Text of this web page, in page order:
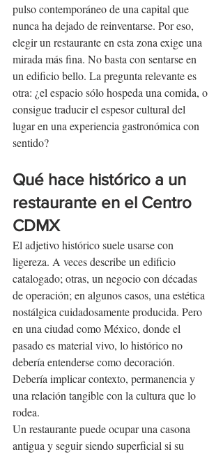
pulso contemporáneo de una capital que
nunca ha dejado de reinventarse. Por eso,
elegir un restaurante en esta zona exige una
mirada más fina. No basta con sentarse en
un edificio bello. La pregunta relevante es
otra: ¿el espacio sólo hospeda una comida, o
consigue traducir el espesor cultural del
lugar en una experiencia gastronómica con
sentido?
Qué hace histórico a un
restaurante en el Centro
CDMX
El adjetivo histórico suele usarse con
ligereza. A veces describe un edificio
catalogado; otras, un negocio con décadas
de operación; en algunos casos, una estética
nostálgica cuidadosamente producida. Pero
en una ciudad como México, donde el
pasado es material vivo, lo histórico no
debería entenderse como decoración.
Debería implicar contexto, permanencia y
una relación tangible con la cultura que lo
rodea.
Un restaurante puede ocupar una casona
antigua y seguir siendo superficial si su